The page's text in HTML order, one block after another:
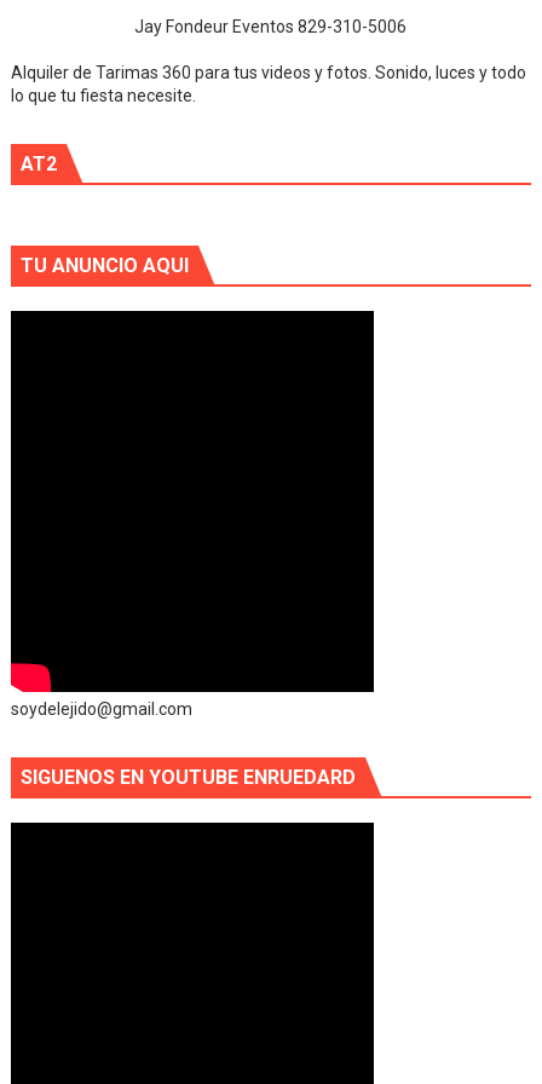
Jay Fondeur Eventos 829-310-5006
Alquiler de Tarimas 360 para tus videos y fotos. Sonido, luces y todo
lo que tu fiesta necesite.
AT2
TU ANUNCIO AQUI
soydelejido@gmail.com
SIGUENOS EN YOUTUBE ENRUEDARD